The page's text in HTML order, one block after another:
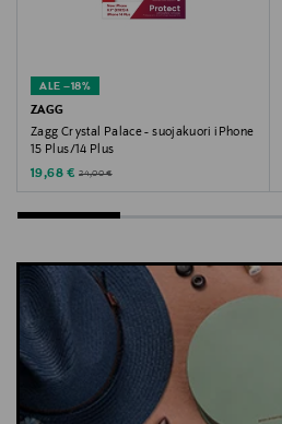
ALE –18%
ZAGG
Zagg Crystal Palace - suojakuori iPhone
15 Plus/14 Plus
Discounted Price
19,68 € Original Price
24,00 €